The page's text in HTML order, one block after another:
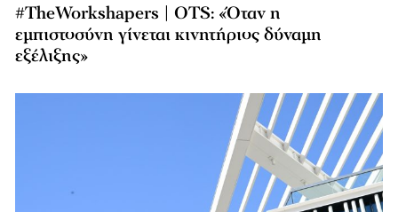
#TheWorkshapers | OTS: «Όταν η
εμπιστοσύνη γίνεται κινητήριος δύναμη
εξέλιξης»